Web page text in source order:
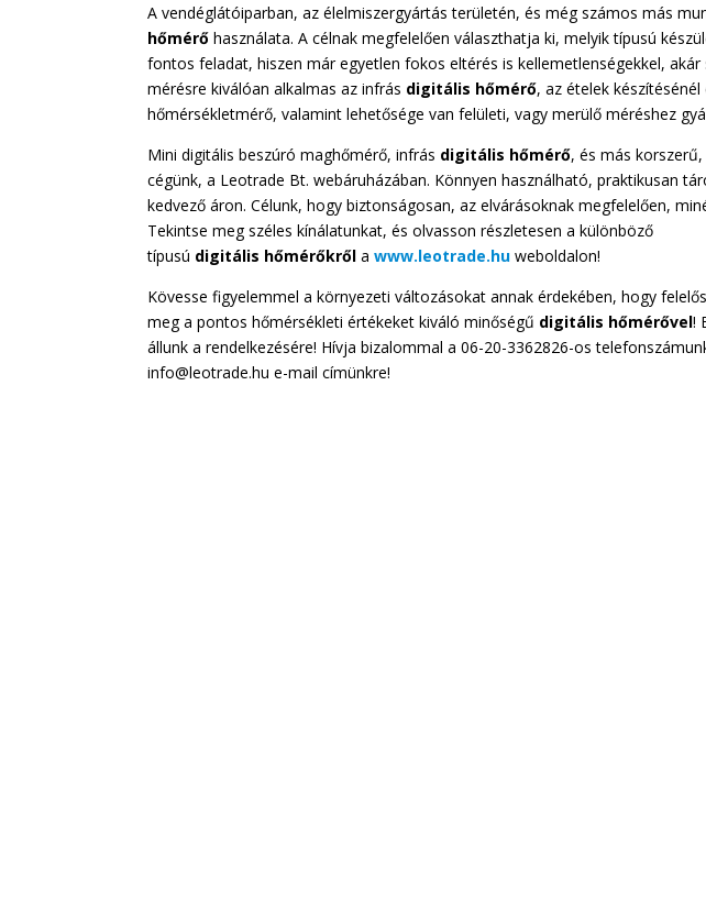
A vendéglátóiparban, az élelmiszergyártás területén, és még számos más
hőmérő használata. A célnak megfelelően választhatja ki, melyik típusú
fontos feladat, hiszen már egyetlen fokos eltérés is kellemetlenségekkel,
mérésre kiválóan alkalmas az infrás digitális hőmérő, az ételek
hőmérsékletmérő, valamint lehetősége van felületi, vagy merülő méréshez
Mini digitális beszúró maghőmérő, infrás digitális hőmérő, és más
cégünk, a Leotrade Bt. webáruházában. Könnyen használható, praktikusan
kedvező áron. Célunk, hogy biztonságosan, az elvárásoknak megfelelően,
Tekintse meg széles kínálatunkat, és olvasson részletesen a különböző
típusú digitális hőmérőkről awww.leotrade.hu weboldalon!
Kövesse figyelemmel a környezeti változásokat annak érdekében, hogy
meg a pontos hőmérsékleti értékeket kiváló minőségű digitális hőmérővel!
állunk a rendelkezésére! Hívja bizalommal a 06-20-3362826-os
info@leotrade.hu e-mail címünkre!